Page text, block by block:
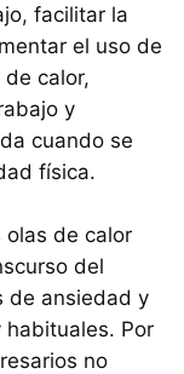
facilitar la
el uso de
calor,
y
cuando se
física.
olas de calor
del
de ansiedad y
habituales. Por
no